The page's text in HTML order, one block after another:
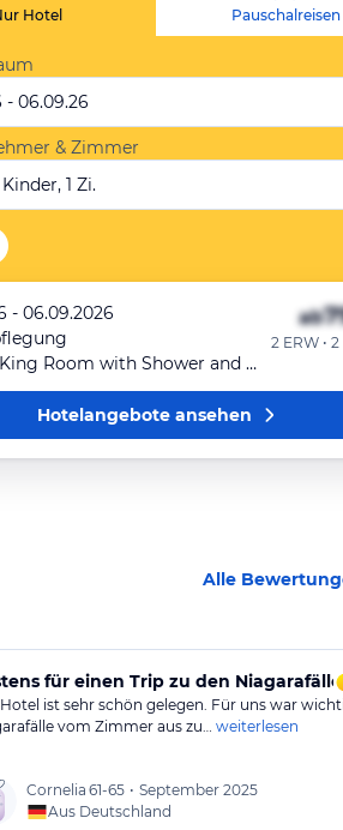
Hotel Pauschalreisen
- 06.09.26
& Zimmer
1 Zi.
- 06.09.2026
Compact King Room with Shower and City View
ab
2 ERW •
Hotelangeboteansehen
Alle
für einen Trip zu den
ist sehr schön gelegen. Für uns war
vom Zimmer aus zu… weiterlesen
Cornelia 61-65 • September 2025
Aus Deutschland